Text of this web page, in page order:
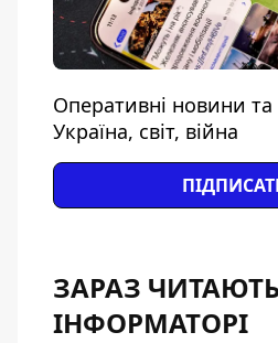
Оперативні новини
Україна, світ, війна
ЗАРАЗ
ІНФОРМАТОРІ